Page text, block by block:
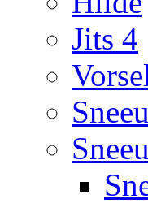
Jits 4